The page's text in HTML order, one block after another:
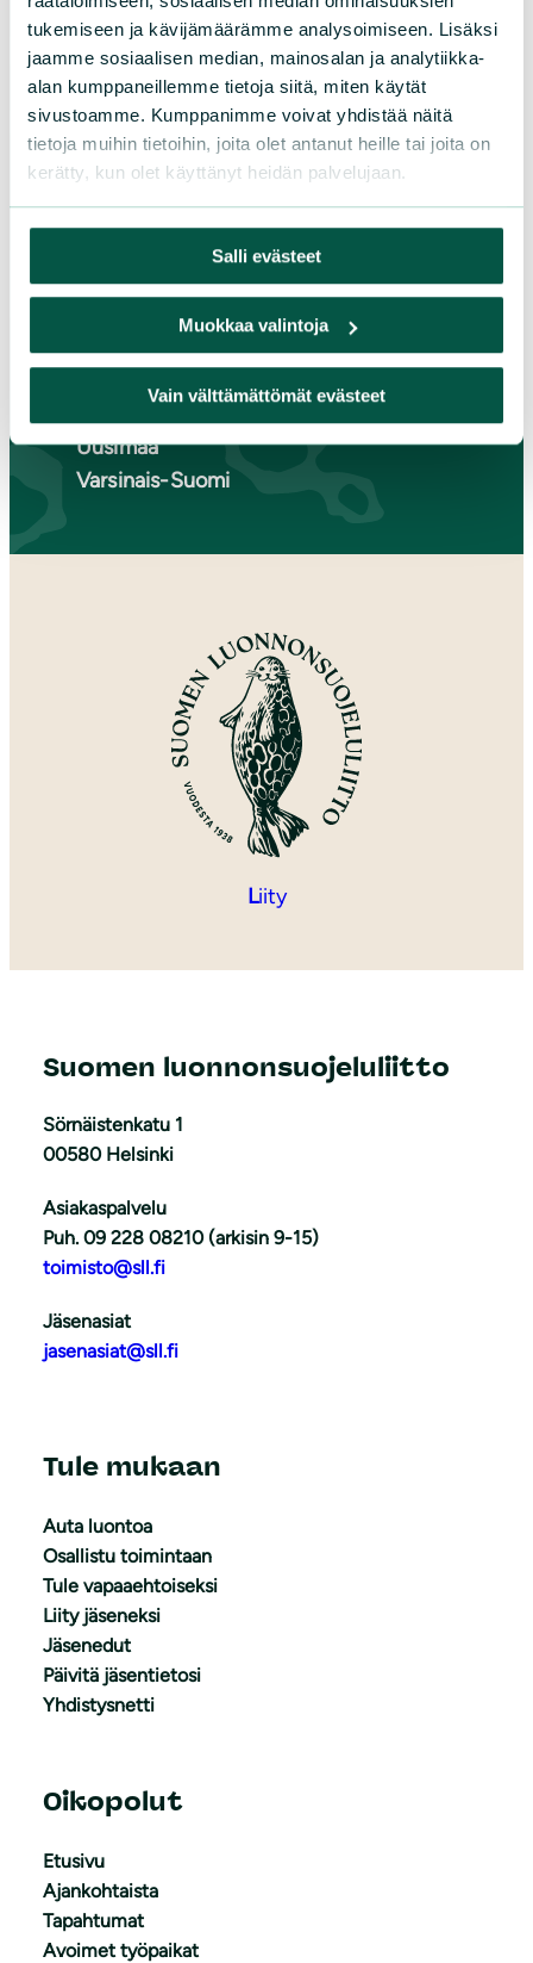
tukemiseen ja kävijämäärämme analysoimiseen. Lisäksi
jaamme sosiaalisen median, mainosalan ja analytiikka-
alan kumppaneillemme tietoja siitä, miten käytät
sivustoamme. Kumppanimme voivat yhdistää näitä
tietoja muihin tietoihin, joita olet antanut heille tai joita on
kerätty, kun olet käyttänyt heidän palvelujaan.
Salli evästeet
Muokkaa valintoja
Vain välttämättömät evästeet
Etelä-Häme
Etelä-Karjala
Etelä-Savo
Kainuu
Keski-Suomi
Kymenlaakso
Lappi
Pohjanmaa
Pohjois-Karjala
Pohjois-Pohjanmaa
Uusimaa
Varsinais-Suomi
Liity
Suomen luonnonsuojeluliitto
Sörnäistenkatu 1
00580 Helsinki
Asiakaspalvelu
Puh. 09 228 08210 (arkisin 9-15)
toimisto@sll.fi
Jäsenasiat
jasenasiat@sll.fi
Tule mukaan
Auta luontoa
Osallistu toimintaan
Tule vapaaehtoiseksi
Liity jäseneksi
Jäsenedut
Päivitä jäsentietosi
Yhdistysnetti
Oikopolut
Etusivu
Ajankohtaista
Tapahtumat
Avoimet työpaikat